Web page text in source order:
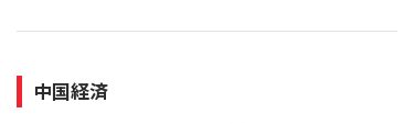
中国経済